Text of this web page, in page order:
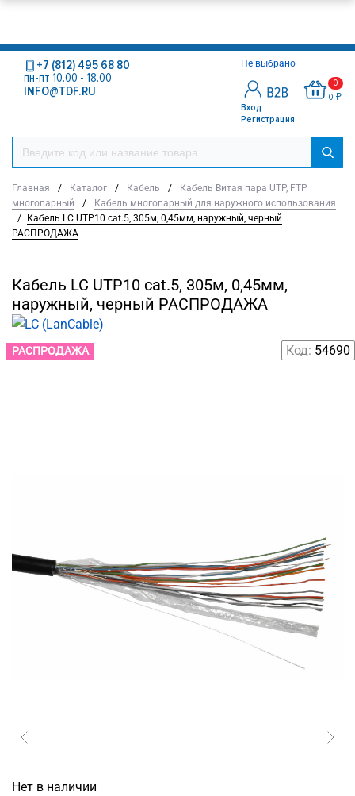
Не выбрано
Вход
Регистрация
0
0 ₽
+7 (812) 495 68 80
пн-пт 10.00 - 18.00
INFO@TDF.RU
Главная / Каталог / Кабель /
Кабель Витая пара UTP, FTP
многопарный
/
Кабель многопарный для наружного использования
/
Кабель LC UTP10 cat.5, 305м, 0,45мм, наружный, черный
РАСПРОДАЖА
Кабель LC UTP10 cat.5, 305м, 0,45мм,
наружный, черный РАСПРОДАЖА
РАСПРОДАЖА Код: 54690
Нет в наличии